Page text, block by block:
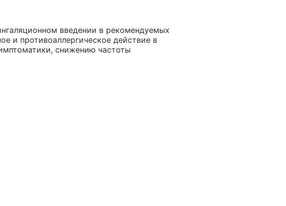
введении в рекомендуемых
и противоаллергическое действие в
снижению частоты